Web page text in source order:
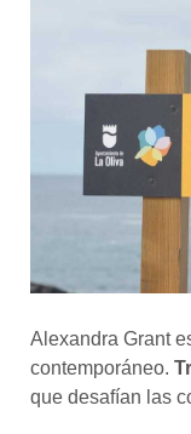
Alexandra Grant
contemporáneo.
que desafían las